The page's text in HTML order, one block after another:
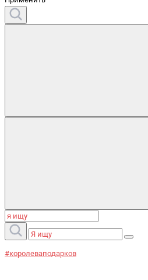
#королеваподарков